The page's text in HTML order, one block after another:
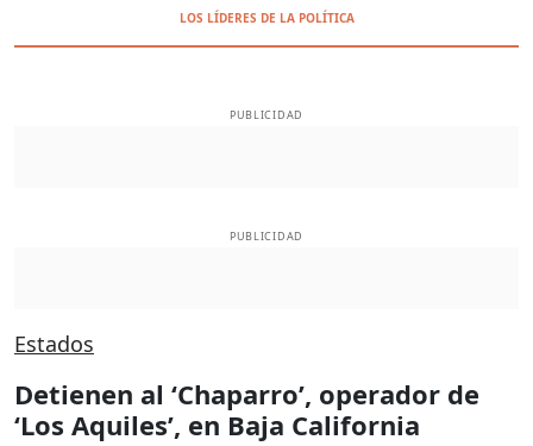
LOS LÍDERES DE LA POLÍTICA
PUBLICIDAD
PUBLICIDAD
Estados
Detienen al ‘Chaparro’, operador de
‘Los Aquiles’, en Baja California